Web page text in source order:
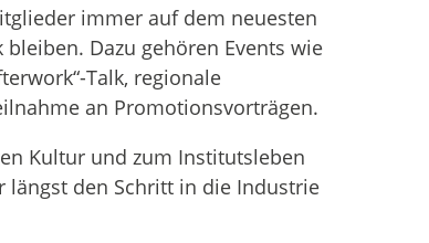
immer auf dem neuesten
Dazu gehören Events wie
Talk, regionale
an Promotionsvorträgen.
Kultur und zum Institutsleben
längst den Schritt in die Industrie